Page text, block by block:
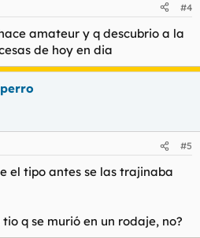
#4
amateur y q descubrio a la
de hoy en dia
#5
el tipo antes se las trajinaba
q se murió en un rodaje, no?